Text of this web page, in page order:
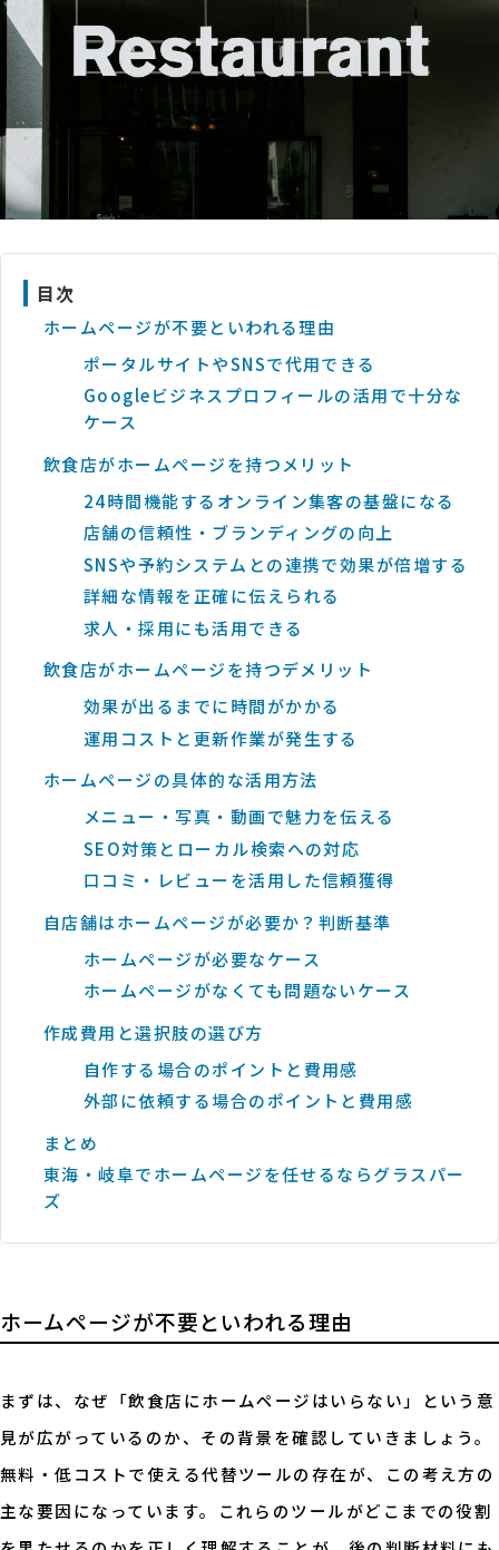
目次
ホームページが不要といわれる理由
ポータルサイトやSNSで代用できる
Googleビジネスプロフィールの活用で十分な
ケース
飲食店がホームページを持つメリット
24時間機能するオンライン集客の基盤になる
店舗の信頼性・ブランディングの向上
SNSや予約システムとの連携で効果が倍増する
詳細な情報を正確に伝えられる
求人・採用にも活用できる
飲食店がホームページを持つデメリット
効果が出るまでに時間がかかる
運用コストと更新作業が発生する
ホームページの具体的な活用方法
メニュー・写真・動画で魅力を伝える
SEO対策とローカル検索への対応
口コミ・レビューを活用した信頼獲得
自店舗はホームページが必要か？判断基準
ホームページが必要なケース
ホームページがなくても問題ないケース
作成費用と選択肢の選び方
自作する場合のポイントと費用感
外部に依頼する場合のポイントと費用感
まとめ
東海・岐阜でホームページを任せるならグラスパー
ズ
ホームページが不要といわれる理由
まずは、なぜ「飲食店にホームページはいらない」という意
見が広がっているのか、その背景を確認していきましょう。
無料・低コストで使える代替ツールの存在が、この考え方の
主な要因になっています。これらのツールがどこまでの役割